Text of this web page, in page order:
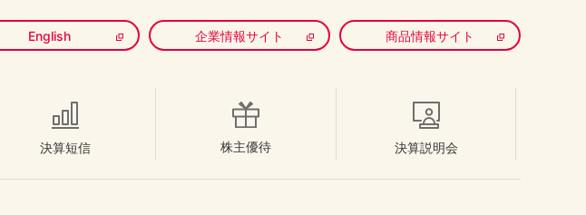
English 企業情報サイト 商品情報サイト
決算短信 株主優待 決算説明会